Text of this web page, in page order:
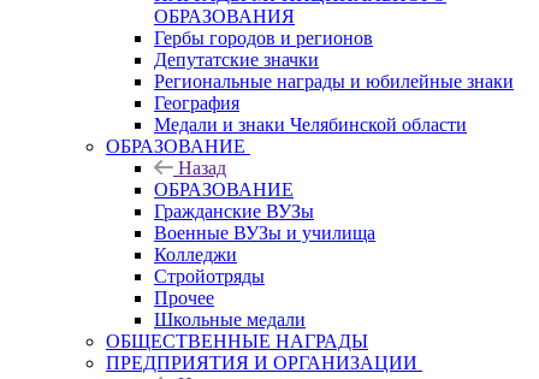
ОБРАЗОВАНИЯ
Гербы городов и регионов
Депутатские значки
Региональные награды и юбилейные знаки
География
Медали и знаки Челябинской области
ОБРАЗОВАНИЕ
Назад
ОБРАЗОВАНИЕ
Гражданские ВУЗы
Военные ВУЗы и училища
Колледжи
Стройотряды
Прочее
Школьные медали
ОБЩЕСТВЕННЫЕ НАГРАДЫ
ПРЕДПРИЯТИЯ И ОРГАНИЗАЦИИ